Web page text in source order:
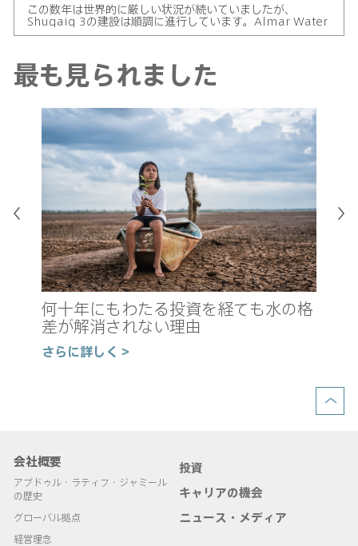
この数年は世界的に厳しい状況が続いていましたが、
Shuqaiq 3の建設は順調に進行しています。Almar Water
Solutionsは、このプロジェクトを皮切りに、中東地域での
最も見られました
何十年にもわたる投資を経ても水の格
差が解消されない理由
さらに詳しく >
会社概要
アブドゥル・ラティフ・ジャミール
の歴史
グローバル拠点
経営理念
投資
キャリアの機会
ニュース・メディア